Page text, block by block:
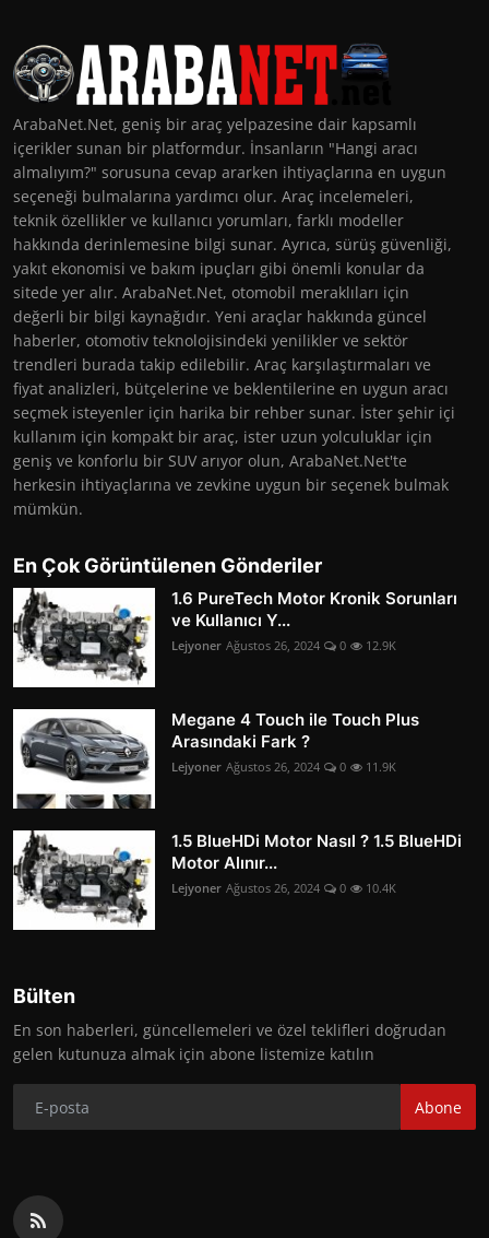
ArabaNet.Net, geniş bir araç yelpazesine dair kapsamlı
içerikler sunan bir platformdur. İnsanların "Hangi aracı
almalıyım?" sorusuna cevap ararken ihtiyaçlarına en uygun
seçeneği bulmalarına yardımcı olur. Araç incelemeleri,
teknik özellikler ve kullanıcı yorumları, farklı modeller
hakkında derinlemesine bilgi sunar. Ayrıca, sürüş güvenliği,
yakıt ekonomisi ve bakım ipuçları gibi önemli konular da
sitede yer alır. ArabaNet.Net, otomobil meraklıları için
değerli bir bilgi kaynağıdır. Yeni araçlar hakkında güncel
haberler, otomotiv teknolojisindeki yenilikler ve sektör
trendleri burada takip edilebilir. Araç karşılaştırmaları ve
fiyat analizleri, bütçelerine ve beklentilerine en uygun aracı
seçmek isteyenler için harika bir rehber sunar. İster şehir içi
kullanım için kompakt bir araç, ister uzun yolculuklar için
geniş ve konforlu bir SUV arıyor olun, ArabaNet.Net'te
herkesin ihtiyaçlarına ve zevkine uygun bir seçenek bulmak
mümkün.
En Çok Görüntülenen Gönderiler
1.6 PureTech Motor Kronik Sorunları
ve Kullanıcı Y...
Lejyoner Ağustos 26, 2024 0 12.9K
Megane 4 Touch ile Touch Plus
Arasındaki Fark ?
Lejyoner Ağustos 26, 2024 0 11.9K
1.5 BlueHDi Motor Nasıl ? 1.5 BlueHDi
Motor Alınır...
Lejyoner Ağustos 26, 2024 0 10.4K
Bülten
En son haberleri, güncellemeleri ve özel teklifleri doğrudan
gelen kutunuza almak için abone listemize katılın
Abone